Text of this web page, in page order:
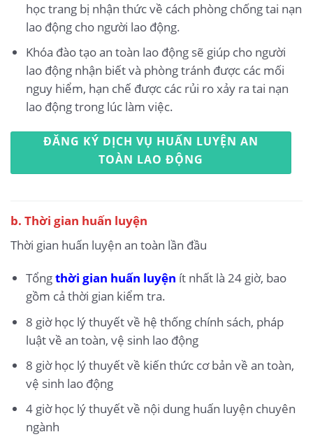
học trang bị nhận thức về cách phòng chống tai nạn
lao động cho người lao động.
Khóa đào tạo an toàn lao động sẽ giúp cho người
lao động nhận biết và phòng tránh được các mối
nguy hiểm, hạn chế được các rủi ro xảy ra tai nạn
lao động trong lúc làm việc.
ĐĂNG KÝ DỊCH VỤ HUẤN LUYỆN AN
TOÀN LAO ĐỘNG
b. Thời gian huấn luyện
Thời gian huấn luyện an toàn lần đầu
Tổngthời gian huấn luyện ít nhất là 24 giờ, bao
gồm cả thời gian kiểm tra.
8 giờ học lý thuyết về hệ thống chính sách, pháp
luật về an toàn, vệ sinh lao động
8 giờ học lý thuyết về kiến thức cơ bản về an toàn,
vệ sinh lao động
4 giờ học lý thuyết về nội dung huấn luyện chuyên
ngành